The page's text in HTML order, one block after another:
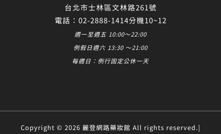
台北市士林區文林路261號
電話：02-2888-1414分機10~12
週一至週五 10:00～22:00
例假日週六 13:30 ～21:00
每週日：例行固定公休一天
Copyright © 2026 麗登網路藥妝館 All rights reserved.|